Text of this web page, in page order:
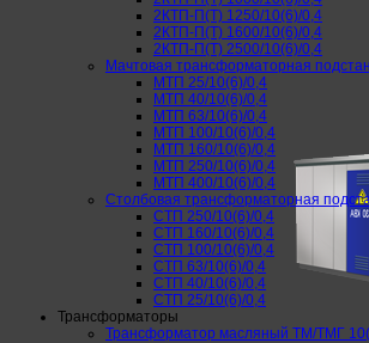
2КТП-П(Т) 1250/10(6)/0,4
2КТП-П(Т) 1600/10(6)/0,4
2КТП-П(Т) 2500/10(6)/0,4
Мачтовая трансформаторная
МТП 25/10(6)/0,4
МТП 40/10(6)/0,4
МТП 63/10(6)/0,4
МТП 100/10(6)/0,4
МТП 160/10(6)/0,4
МТП 250/10(6)/0,4
МТП 400/10(6)/0,4
Столбовая трансформаторная
СТП 250/10(6)/0,4
СТП 160/10(6)/0,4
СТП 100/10(6)/0,4
СТП 63/10(6)/0,4
СТП 40/10(6)/0,4
СТП 25/10(6)/0,4
Трансформаторы
Трансформатор масляный ТМ/ТМГ